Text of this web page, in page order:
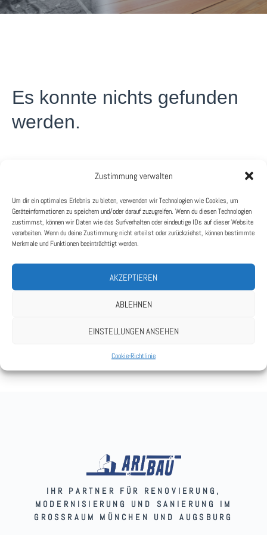
Zustimmung verwalten
Um dir ein optimales Erlebnis zu bieten, verwenden wir Technologien wie Cookies, um
Geräteinformationen zu speichern und/oder darauf zuzugreifen. Wenn du diesen Technologien
zustimmst, können wir Daten wie das Surfverhalten oder eindeutige IDs auf dieser Website
verarbeiten. Wenn du deine Zustimmung nicht erteilst oder zurückziehst, können bestimmte
Merkmale und Funktionen beeinträchtigt werden.
AKZEPTIEREN
ABLEHNEN
EINSTELLUNGEN ANSEHEN
Cookie-Richtlinie
Es konnte nichts gefunden
werden.
du gesucht hast. Möglicherweise hilft die Suchfunktion.
Suche
nach:
Keine Kategorien
IHR PARTNER FÜR RENOVIERUNG,
MODERNISIERUNG UND SANIERUNG IM
GROSSRAUM MÜNCHEN UND AUGSBURG